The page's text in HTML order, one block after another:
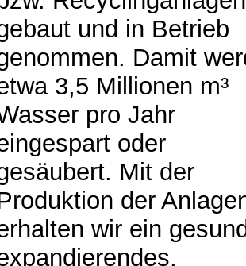
und in Betrieb
Damit
3,5 Millionen m³
pro Jahr
oder
Mit der
der
wir ein